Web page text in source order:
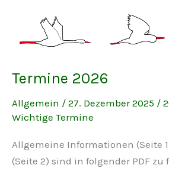
Termine 2026
Allgemein / 27. Dezember 2025 /
Wichtige Termine
Allgemeine Informationen (Seite
(Seite 2) sind in folgender PDF zu